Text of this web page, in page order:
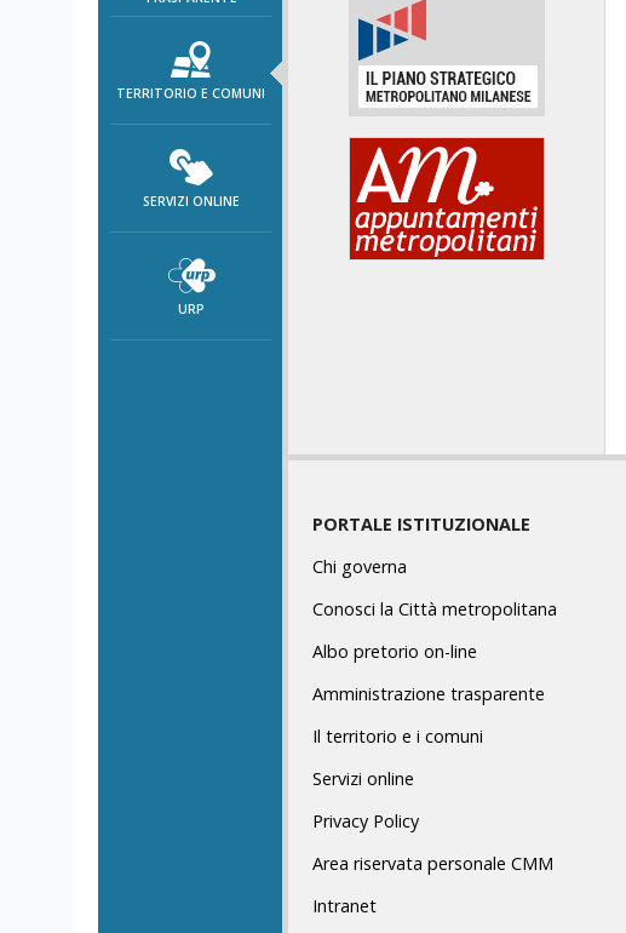
TERRITORIO E COMUNI
SERVIZI ONLINE
URP
PORTALE ISTITUZIONALE
Chi governa
Conosci la Città metropolitana
Albo pretorio on-line
Amministrazione trasparente
Il territorio e i comuni
Servizi online
Privacy Policy
Area riservata personale CMM
Intranet